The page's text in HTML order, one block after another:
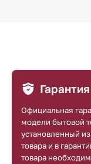
Гарантия
Официальная
модели бытовой
установленный
товара и в
товара